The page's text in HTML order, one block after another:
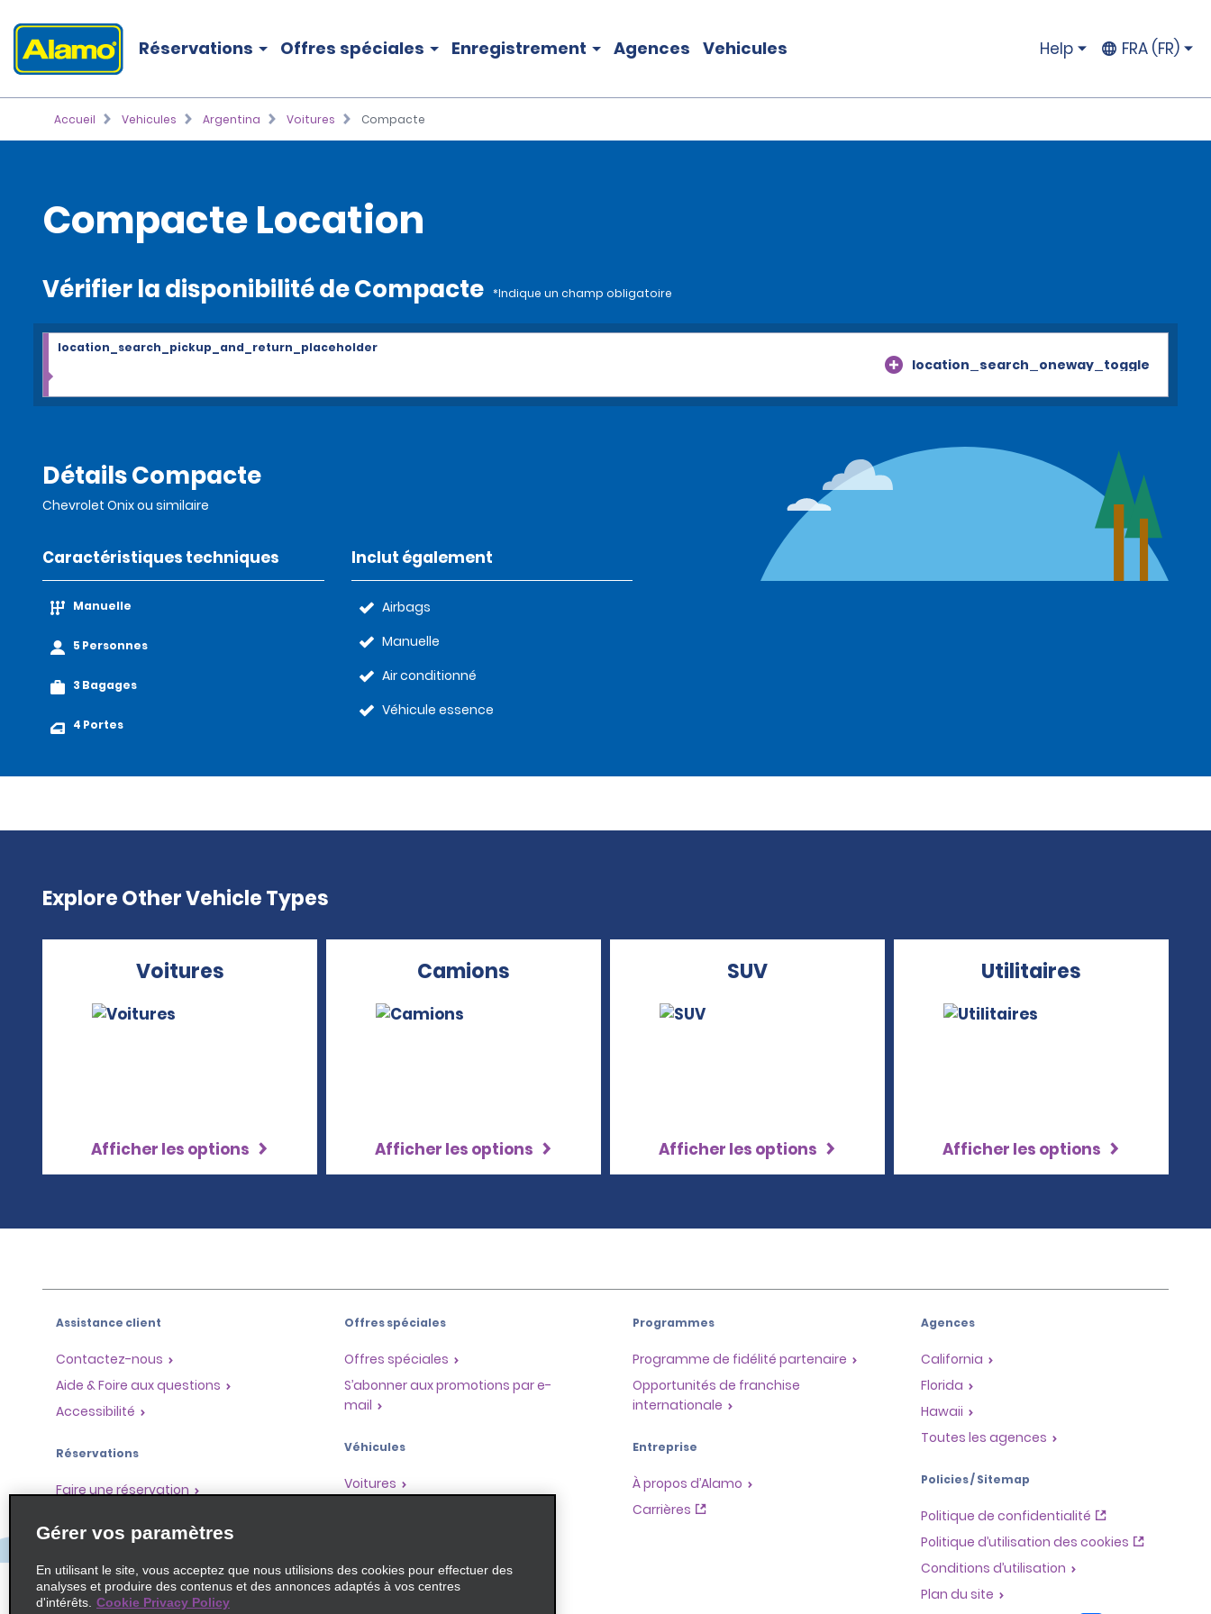
Réservations Offres spéciales Enregistrement Agences Vehicules Help FRA (FR)
Accueil Vehicules Argentina Voitures Compacte
Compacte Location
Vérifier la disponibilité de Compacte *Indique un champ obligatoire
location_search_oneway_toggle
location_search_pickup_and_return_placeholder
Détails Compacte
Chevrolet Onix ou similaire
Caractéristiques techniques
Manuelle
5 Personnes
3 Bagages
4 Portes
Inclut également
Airbags
Manuelle
Air conditionné
Véhicule essence
Explore Other Vehicle Types
Voitures
Afficher les options
Camions
Afficher les options
SUV
Afficher les options
Utilitaires
Afficher les options
Assistance client
Contactez-nous
Aide & Foire aux questions
Accessibilité
Réservations
Faire une réservation
Enregistrement accéléré
Ne pas passer par le comptoir
Trajets passés / Reçus
Offres spéciales
Offres spéciales
S’abonner aux promotions par e-
mail
Véhicules
Voitures
Programmes
Programme de fidélité partenaire
Opportunités de franchise
internationale
Entreprise
À propos d’Alamo
Carrières
Agences
California
Florida
Hawaii
Toutes les agences
Policies / Sitemap
Politique de confidentialité
Politique d’utilisation des cookies
Conditions d’utilisation
Plan du site
Gérer vos paramètres
En utilisant le site, vous acceptez que nous utilisions des cookies pour effectuer des
analyses et produire des contenus et des annonces adaptés à vos centres
d'intérêts. Cookie Privacy Policy